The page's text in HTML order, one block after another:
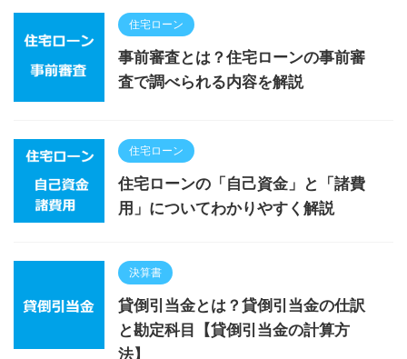
住宅ローン
事前審査とは？住宅ローンの事前審
査で調べられる内容を解説
住宅ローン
住宅ローンの「自己資金」と「諸費
用」についてわかりやすく解説
決算書
貸倒引当金とは？貸倒引当金の仕訳
と勘定科目【貸倒引当金の計算方
法】